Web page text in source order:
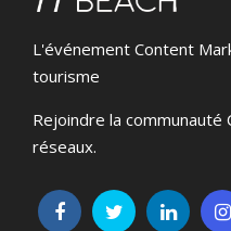
L'événement Content
tourisme
Rejoindre la communauté
réseaux.